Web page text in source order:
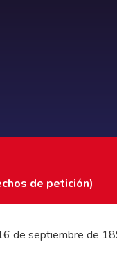
de petición)
de septiembre de